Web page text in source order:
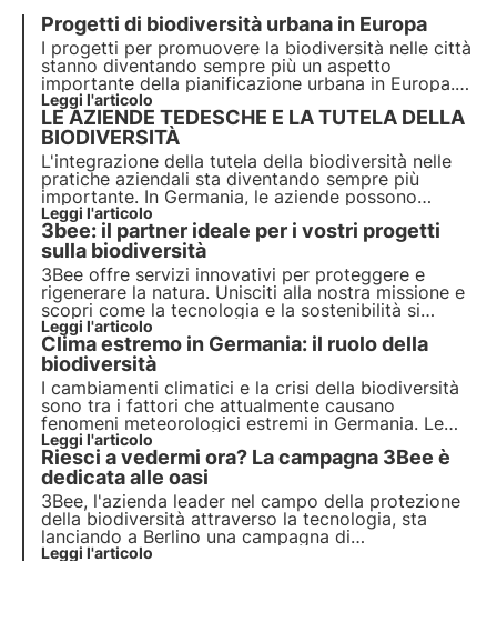
Progetti di biodiversità urbana in Europa
I progetti per promuovere la biodiversità nelle città
stanno diventando sempre più un aspetto
importante della pianificazione urbana in Europa.
Poiché le città sono responsabili di oltre il 70%
delle emissioni globali di carbonio, è diventato
essenziale sviluppare soluzioni ecologiche.
Leggi l'articolo
LE AZIENDE TEDESCHE E LA TUTELA DELLA
BIODIVERSITÀ
L'integrazione della tutela della biodiversità nelle
pratiche aziendali sta diventando sempre più
importante. In Germania, le aziende possono
avvalersi di una serie di progetti, iniziative e
partner per stabilire nuovi standard di
comportamento aziendale responsabile.
Leggi l'articolo
3bee: il partner ideale per i vostri progetti
sulla biodiversità
3Bee offre servizi innovativi per proteggere e
rigenerare la natura. Unisciti alla nostra missione e
scopri come la tecnologia e la sostenibilità si
uniscono per creare un futuro più verde per le
aziende e il pianeta.
Leggi l'articolo
Clima estremo in Germania: il ruolo della
biodiversità
I cambiamenti climatici e la crisi della biodiversità
sono tra i fattori che attualmente causano
fenomeni meteorologici estremi in Germania. Le
cause e le conseguenze sono analizzate in questo
articolo.
Leggi l'articolo
Riesci a vedermi ora? La campagna 3Bee è
dedicata alle oasi
3Bee, l'azienda leader nel campo della protezione
della biodiversità attraverso la tecnologia, sta
lanciando a Berlino una campagna di
sensibilizzazione unica e coinvolgente per
Leggi l'articolo